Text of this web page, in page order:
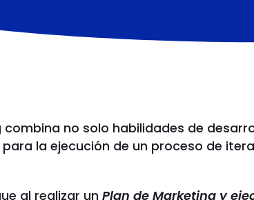
no solo habilidades de
la ejecución de un proceso de
al realizar un Plan de Marketing y